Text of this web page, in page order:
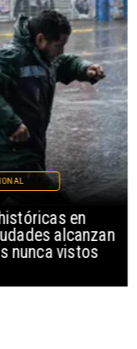
en
alcanzan
nunca vistos